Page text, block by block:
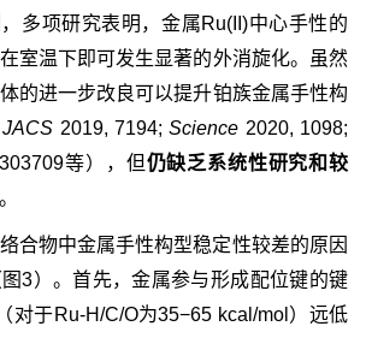
多项研究表明，金属Ru(II)中心手性的
室温下即可发生显著的外消旋化。虽然
的进一步改良可以提升铂族金属手性构
JACS 2019, 7194;Science 2020, 1098;
等），但仍缺乏系统性研究和较
。
合物中金属手性构型稳定性较差的原因
3）。首先，金属参与形成配位键的键
对于Ru-H/C/O为35−65 kcal/mol）远低